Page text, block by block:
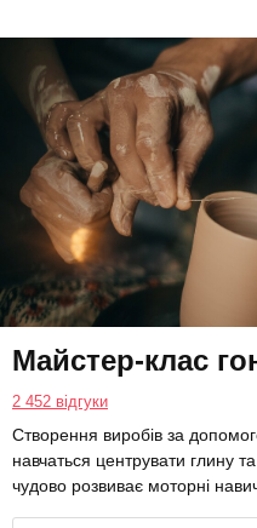
Майстер-клас
2 452 відгуки
Створення виробів за
навчаться центрувати глину
чудово розвиває моторні